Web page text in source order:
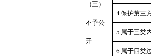
（三）
不予公
开
4.保护第三
5.属于三类
6.属于四类